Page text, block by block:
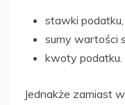
stawki podatku,
sumy wartości
kwoty podatku.
Jednakże zamiast